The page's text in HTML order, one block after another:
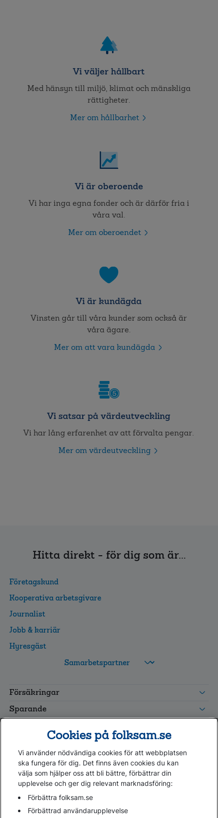
Vi väljer hållbart
Med hänsyn till miljö, klimat och mänskliga
rättigheter.
Mer om hållbarhet
Vi är oberoende
Vi har inga egna fonder och är därför fria i
våra val.
Mer om oberoendet
Vi är kundägda
Vinsten går till våra kunder som också är
våra ägare.
Mer om att vara kundägda
Vi satsar på värdeutveckling
Vi har lång erfarenhet av att förvalta pengar.
Mer om värdeutveckling
Hitta direkt - för dig som är...
Företagskund
Kooperativa arbetsgivare
Journalist
Jobb & karriär
Hyresgäst
Försäkringar
Sparande
Kundservice
Hjälp
Webbkarta
Cookies
Cookies på folksam.se
Vi använder nödvändiga cookies för att webbplatsen
ska fungera för dig. Det finns även cookies du kan
välja som hjälper oss att bli bättre, förbättrar din
upplevelse och ger dig relevant marknadsföring:
Förbättra folksam.se
Förbättrad användarupplevelse